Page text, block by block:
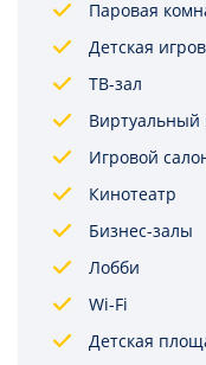
Паровая
Детская
ТВ-зал
Виртуальный
Игровой
Кинотеатр
Бизнес-залы
Лобби
Wi-Fi
Детская